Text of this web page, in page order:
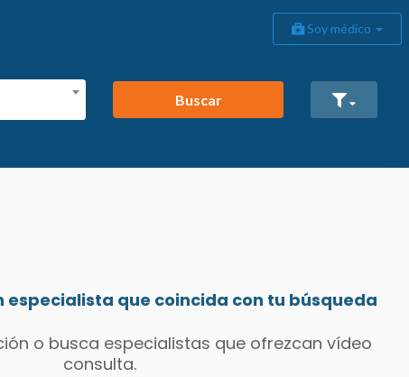
Soy médico
Buscar
especialista que coincida con tu búsqueda
o busca especialistas que ofrezcan vídeo
consulta.